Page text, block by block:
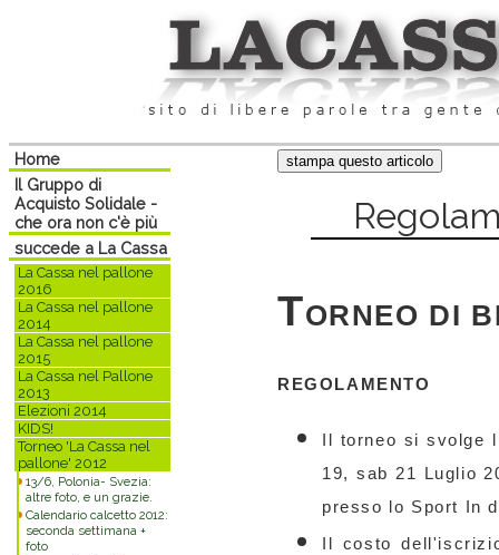
Home
Il Gruppo di
Acquisto Solidale -
che ora non c'è più
succede a La Cassa
La Cassa nel pallone
2016
La Cassa nel pallone
2014
La Cassa nel pallone
2015
La Cassa nel Pallone
2013
Elezioni 2014
KIDS!
Torneo 'La Cassa nel
pallone' 2012
13/6, Polonia- Svezia:
altre foto, e un grazie.
Calendario calcetto 2012:
seconda settimana +
foto
TORNEO DI
REGOLAMENTO
Il torneo si svolge
19, sab 21 Luglio
presso lo Sport In
Il costo